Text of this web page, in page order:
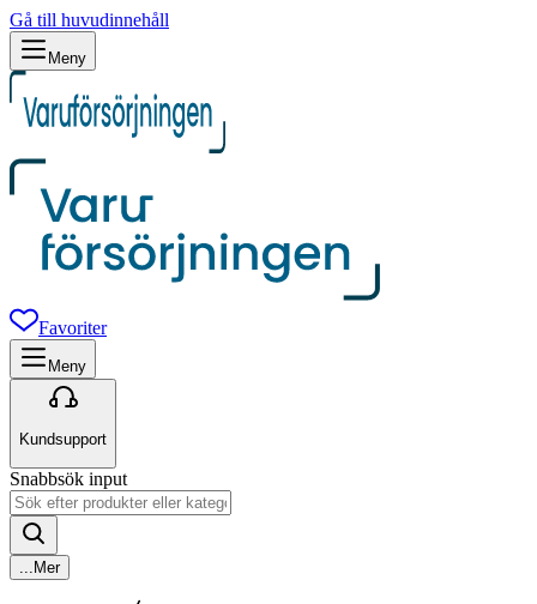
Gå till huvudinnehåll
Meny
Favoriter
Meny
Kundsupport
Snabbsök input
Mer